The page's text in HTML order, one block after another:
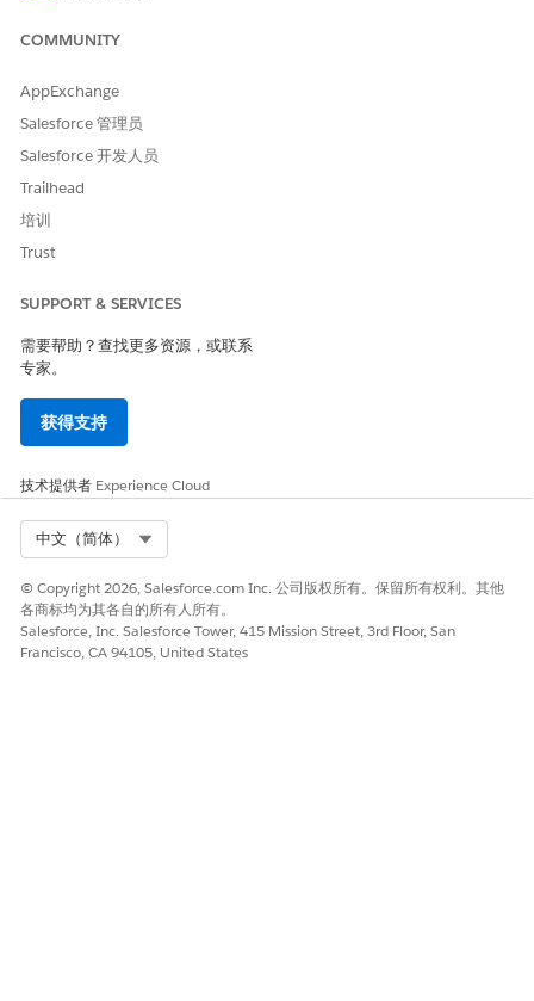
单击系统管理员简档旁边的
包含下划线。
保存更改。
重复上述步骤，创建移动管理员简档。
要添加用户，请查看
为生命科学客户参与创建自定义用户简档
通过复制标准用户简档，为现场销售代表和医疗科学联络员等角色
从“设置”中，使用快速查找框搜索并选择
单击标准用户简档旁边的复制
在简档名称中，根据贵组织对用户的命名约定，输入用户简档的
关闭查看设置和配置权限。
保存更改。
要添加用户，请查看添加生命科学用户
本文章是否解决您的问题？
请与我们共享您的想法，以便我们进行改进！
是
COMMUNITY
AppExchange
Salesforce 管理员
Salesforce 开发人员
Trailhead
培训
Trust
SUPPORT & SERVICES
需要帮助？查找更多资源，或联系
专家。
获得支持
技术提供者 Experience Cloud
中文（简体）
© Copyright 2026, Salesforce.com Inc. 公司版权所有。保留所有权利。其他
各商标均为其各自的所有人所有。
Salesforce, Inc. Salesforce Tower, 415 Mission Street, 3rd Floor, San
Francisco, CA 94105, United States